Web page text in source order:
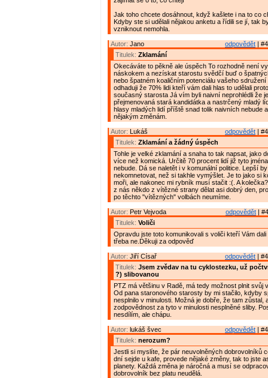
Jak toho chcete dosáhnout, když kašlete i na to co
Kdyby ste si udělali nějakou anketu a řídili se jí, tak
vzniknout nemohla.
odpovědět |
Autor: Jano
Titulek: Zklamání
Okecáváte to pěkně ale úspěch To rozhodně není
náskokem a nezískat starostu svědčí buď o
nebo špatném koaličním potenciálu vašeho sdružení
odhaduji že 70% lidi kteří vám dali hlas to udělali
současný starosta Já vím byli naivní neprohlédli že
přejmenovaná stará kandidátka a nastrčený mladý
hlasy mladých lidí příště snad tolik naivních nebude
nějakým změnám.
odpovědět |
Autor: Lukáš
Titulek: Zklamání a žádný úspěch
Tohle je velké zklamání a snaha to tak napsat, jako
více než komická. Určitě 70 procent lidí již tyto
nebude. Dá se naletět i v komunální politice. Lepší
nekomnetovat, než si takhle vymýšlet. Je to jako si
moři, ale nakonec mi rybník musí stačit :(. A
z nás někdo z vítězné strany dělat asi dobrý den,
po těchto "vítězných" volbách neumíme.
odpovědět |
Autor: Petr Vejvoda
Titulek: Voliči
Opravdu jste toto komunikovali s voliči kteří Vám dali
třeba ne.Děkuji za odpověď
odpovědět |
Autor: Jiří Císař
Titulek: Jsem zvědav na tu cyklostezku, už
?) slibovanou
PTZ má většinu v Radě, má tedy možnost plnit svůj
Od pana staronového starosty by mi stačilo, kdyby
nesplnilo v minulosti. Možná je dobře, že tam zůstal,
zodpovědnost za tyto v minulosti nesplněné sliby.
nesdílím, ale chápu.
odpovědět |
Autor: lukáš švec
Titulek: nerozum?
Jestli si myslíte, že pár neuvolněných dobrovolníků
dní sejde u kafe, provede nějaké změny, tak to jste
planety. Každá změna je náročná a musí se
dobrovolník bez platu neudělá.